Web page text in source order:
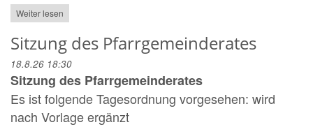
Weiter lesen
Sitzung des Pfarrgemeinderates
18.8.26 18:30
Sitzung des Pfarrgemeinderates
Es ist folgende Tagesordnung vorgesehen: wird
nach Vorlage ergänzt